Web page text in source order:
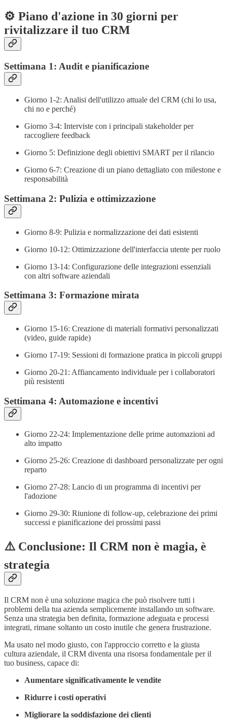
⚙️ Piano d'azione in 30 giorni per
rivitalizzare il tuo CRM
Settimana 1: Audit e pianificazione
Giorno 1-2: Analisi dell'utilizzo attuale del CRM (chi lo usa,
chi no e perché)
Giorno 3-4: Interviste con i principali stakeholder per
raccogliere feedback
Giorno 5: Definizione degli obiettivi SMART per il rilancio
Giorno 6-7: Creazione di un piano dettagliato con milestone e
responsabilità
Settimana 2: Pulizia e ottimizzazione
Giorno 8-9: Pulizia e normalizzazione dei dati esistenti
Giorno 10-12: Ottimizzazione dell'interfaccia utente per ruolo
Giorno 13-14: Configurazione delle integrazioni essenziali
con altri software aziendali
Settimana 3: Formazione mirata
Giorno 15-16: Creazione di materiali formativi personalizzati
(video, guide rapide)
Giorno 17-19: Sessioni di formazione pratica in piccoli gruppi
Giorno 20-21: Affiancamento individuale per i collaboratori
più resistenti
Settimana 4: Automazione e incentivi
Giorno 22-24: Implementazione delle prime automazioni ad
alto impatto
Giorno 25-26: Creazione di dashboard personalizzate per ogni
reparto
Giorno 27-28: Lancio di un programma di incentivi per
l'adozione
Giorno 29-30: Riunione di follow-up, celebrazione dei primi
successi e pianificazione dei prossimi passi
⚠️ Conclusione: Il CRM non è magia, è
strategia
Il CRM non è una soluzione magica che può risolvere tutti i
problemi della tua azienda semplicemente installando un software.
Senza una strategia ben definita, formazione adeguata e processi
integrati, rimane soltanto un costo inutile che genera frustrazione.
Ma usato nel modo giusto, con l'approccio corretto e la giusta
cultura aziendale, il CRM diventa una risorsa fondamentale per il
tuo business, capace di:
Aumentare significativamente le vendite
Ridurre i costi operativi
Migliorare la soddisfazione dei clienti